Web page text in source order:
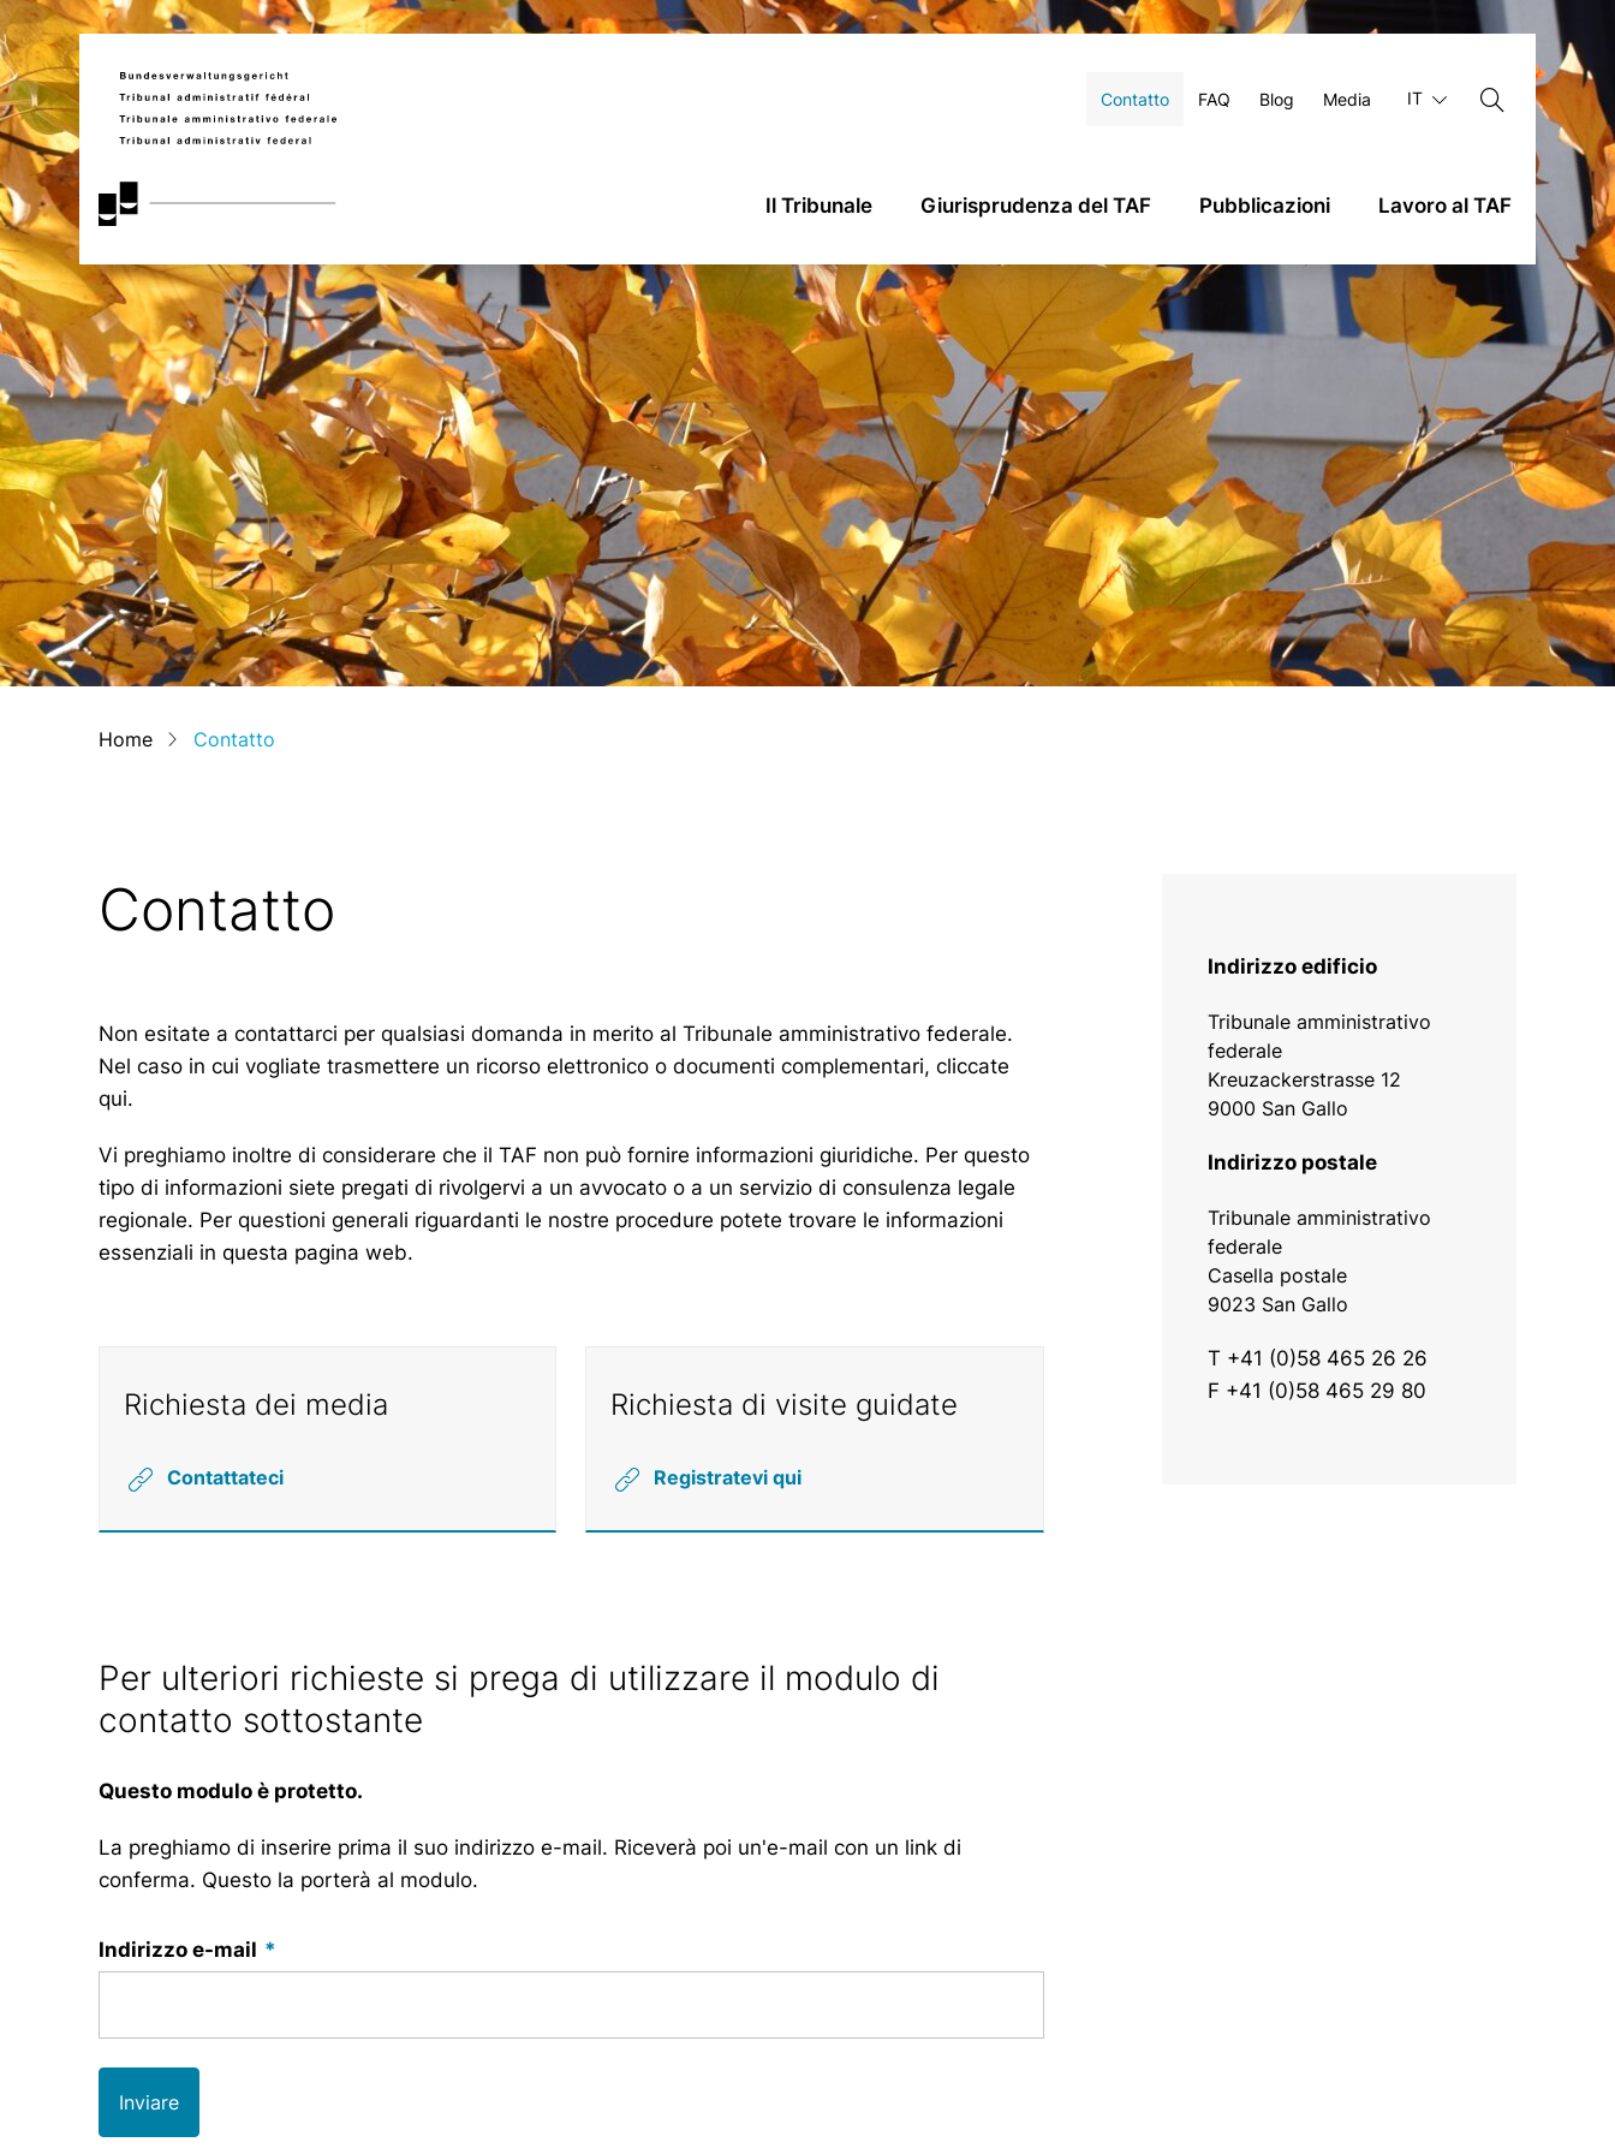
Contatto FAQ Blog Media IT
Il Tribunale Giurisprudenza del TAF Pubblicazioni Lavoro al TAF
Home Contatto
Contatto
Non esitate a contattarci per qualsiasi domanda in merito al Tribunale amministrativo federale.
Nel caso in cui vogliate trasmettere un ricorso elettronico o documenti complementari, cliccate
qui.
Vi preghiamo inoltre di considerare che il TAF non può fornire informazioni giuridiche. Per questo
tipo di informazioni siete pregati di rivolgervi a un avvocato o a un servizio di consulenza legale
regionale. Per questioni generali riguardanti le nostre procedure potete trovare le informazioni
essenziali in questa pagina web.
Richiesta dei media
Contattateci
Richiesta di visite guidate
Registratevi qui
Per ulteriori richieste si prega di utilizzare il modulo di
contatto sottostante
Questo modulo è protetto.
La preghiamo di inserire prima il suo indirizzo e-mail. Riceverà poi un'e-mail con un link di
conferma. Questo la porterà al modulo.
Indirizzo e-mail
Inviare
Indirizzo edificio
Tribunale amministrativo
federale
Kreuzackerstrasse 12
9000 San Gallo
Indirizzo postale
Tribunale amministrativo
federale
Casella postale
9023 San Gallo
T +41 (0)58 465 26 26
F +41 (0)58 465 29 80